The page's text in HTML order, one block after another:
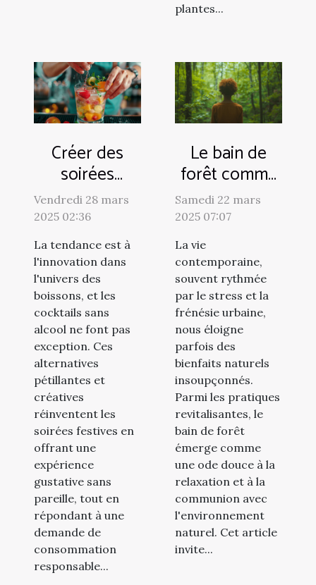
plantes...
Créer des
soirées
festives avec
des cocktails
sans alcool
innovants
Vendredi 28 mars
2025 02:36
La tendance est à
l'innovation dans
l'univers des
boissons, et les
cocktails sans
alcool ne font pas
exception. Ces
alternatives
pétillantes et
créatives
réinventent les
soirées festives en
offrant une
expérience
gustative sans
pareille, tout en
répondant à une
demande de
consommation
responsable...
Le bain de
forêt comme
pratique de
relaxation et
de connexion
avec la nature
Samedi 22 mars
2025 07:07
La vie
contemporaine,
souvent rythmée
par le stress et la
frénésie urbaine,
nous éloigne
parfois des
bienfaits naturels
insoupçonnés.
Parmi les pratiques
revitalisantes, le
bain de forêt
émerge comme
une ode douce à la
relaxation et à la
communion avec
l'environnement
naturel. Cet article
invite...